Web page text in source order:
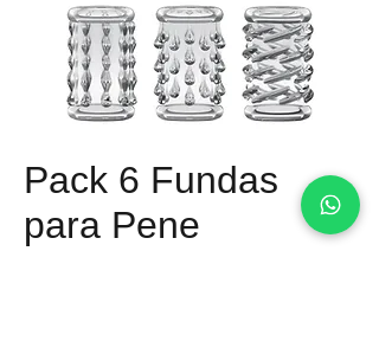
Pack 6 Fundas
para Pene